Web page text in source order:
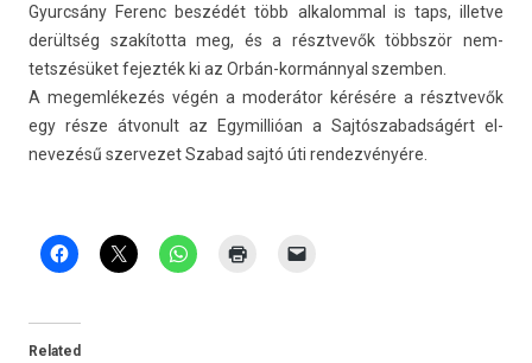
Gyurcsány Ferenc beszédét több al­kalomm­al is taps, il­let­ve
derültség szakította meg, és a résztvevők többször nem­
tetszésüket fejez­ték ki az Orbán-kormánnyal szemb­en.
A megem­lékezés végén a moderátor kérésére a résztvevők
egy része átvonult az Egymil­lióan a Saj­tószabad­ságért el­
nevezésű szer­vezet Szabad sajtó úti re­ndez­vényére.
Related